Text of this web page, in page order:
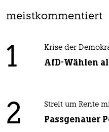
meistkommentiert
1 Krise der
AfD-Wählen
2 Streit um Rente
Passgenauer